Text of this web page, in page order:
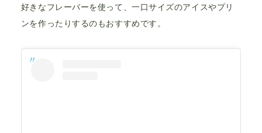
好きなフレーバーを使って、一口サイズのアイスやプリ
ンを作ったりするのもおすすめです。